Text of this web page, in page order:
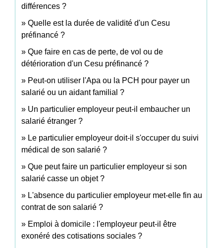
différences ?
Quelle est la durée de validité d'un Cesu
préfinancé ?
Que faire en cas de perte, de vol ou de
détérioration d'un Cesu préfinancé ?
Peut-on utiliser l'Apa ou la PCH pour payer un
salarié ou un aidant familial ?
Un particulier employeur peut-il embaucher un
salarié étranger ?
Le particulier employeur doit-il s'occuper du suivi
médical de son salarié ?
Que peut faire un particulier employeur si son
salarié casse un objet ?
L'absence du particulier employeur met-elle fin au
contrat de son salarié ?
Emploi à domicile : l'employeur peut-il être
exonéré des cotisations sociales ?